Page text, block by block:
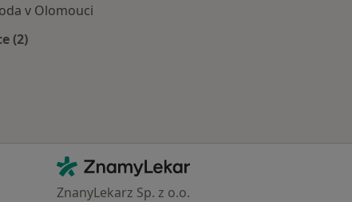
v Olomouci
(2)
Kontakt
ZnamyLekar - Hlavní stránka
ZnanyLekarz Sp. z o.o.